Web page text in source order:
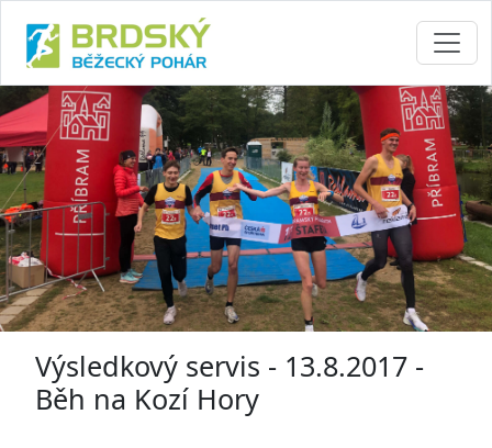
Výsledkový servis - 13.8.2017 -
Běh na Kozí Hory